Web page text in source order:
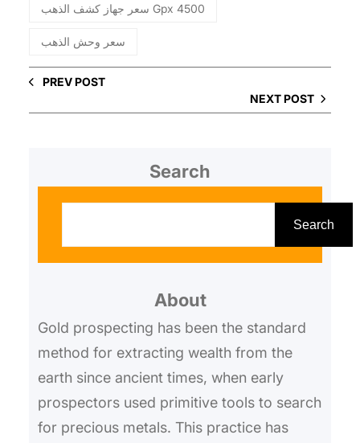
سعر جهاز كشف الذهب Gpx 4500
سعر وحش الذهب
PREV POST
NEXT POST
Search
h
Search
About
Gold prospecting has been the standard
method for extracting wealth from the
earth since ancient times, when early
prospectors used primitive tools to search
for precious metals. This practice has